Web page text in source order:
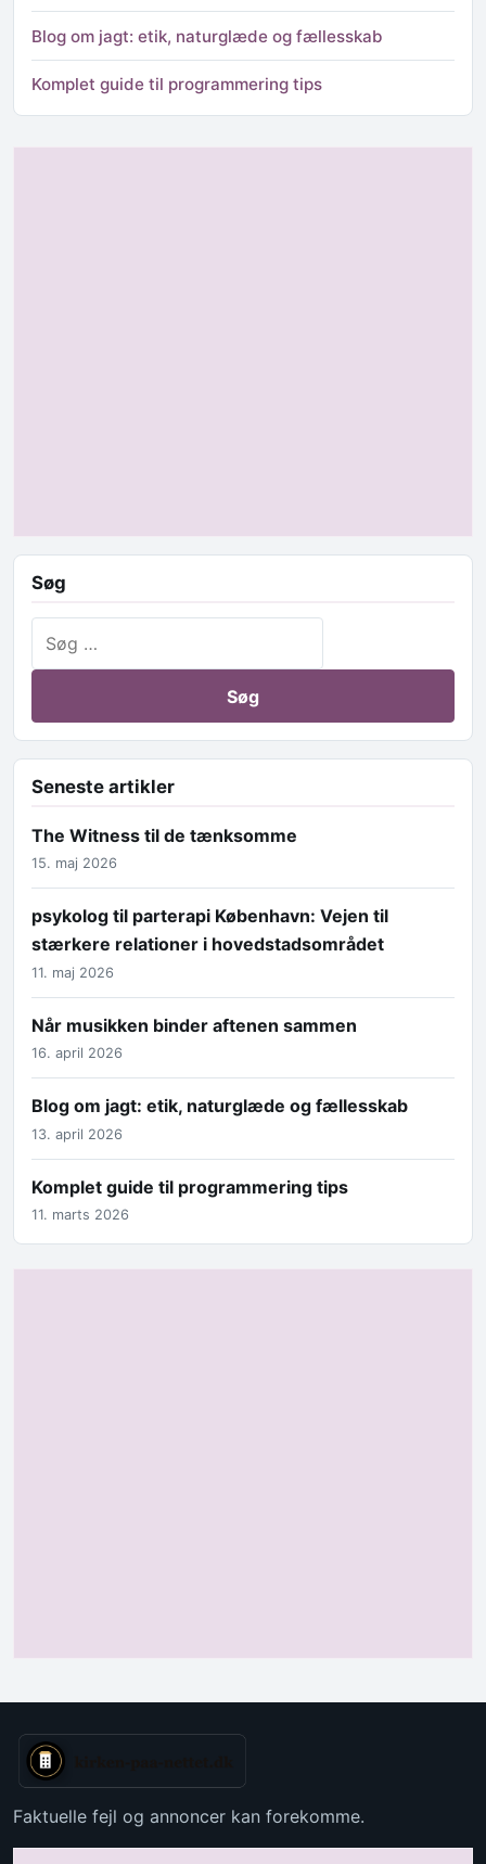
Blog om jagt: etik, naturglæde og fællesskab
Komplet guide til programmering tips
Søg
Seneste artikler
The Witness til de tænksomme
15. maj 2026
psykolog til parterapi København: Vejen til
stærkere relationer i hovedstadsområdet
11. maj 2026
Når musikken binder aftenen sammen
16. april 2026
Blog om jagt: etik, naturglæde og fællesskab
13. april 2026
Komplet guide til programmering tips
11. marts 2026
Faktuelle fejl og annoncer kan forekomme.